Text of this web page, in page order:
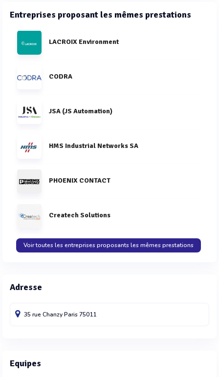
Entreprises proposant les mêmes prestations
LACROIX Environment
CODRA
JSA (JS Automation)
HMS Industrial Networks SA
PHOENIX CONTACT
Createch Solutions
Voir toutes les entreprises proposants les mêmes prestations
Adresse
35 rue ChanzyParis75011
Equipes